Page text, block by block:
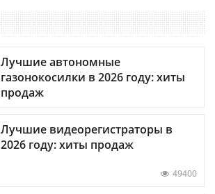
Лучшие автономные
газонокосилки в 2026 году: хиты
продаж
Лучшие видеорегистраторы в
2026 году: хиты продаж
49400